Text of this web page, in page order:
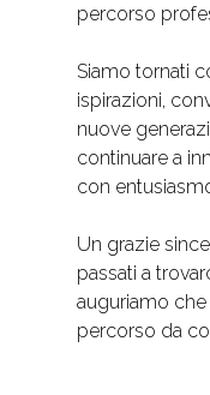
percorso
Siamo tornati
ispirazioni,
nuove
continuare a
con
Un grazie
passati a
auguriamo
percorso da